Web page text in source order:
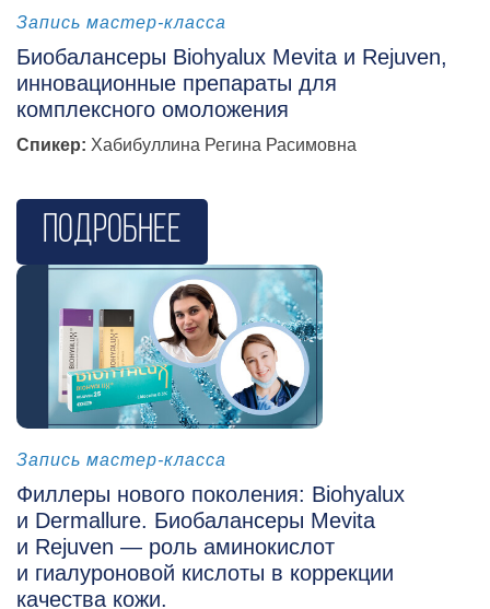
косметология
Запись мастер-класса
Биобалансеры Biohyalux Mevita и Rejuven,
инновационные препараты для
комплексного омоложения
Спикер: Хабибуллина Регина Расимовна
Подробнее
косметология
Запись мастер-класса
Филлеры нового поколения: Biohyalux
и Dermallure. Биобалансеры Mevita
и Rejuven — роль аминокислот
и гиалуроновой кислоты в коррекции
качества кожи.